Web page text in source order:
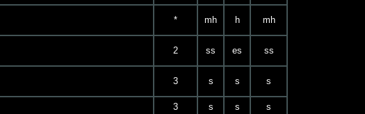
* mh h mh
2 ss es ss
3 s s s
3 s s s